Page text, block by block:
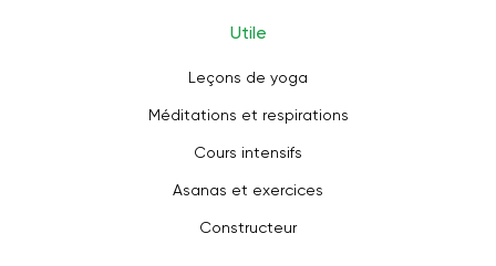
Utile
Leçons de yoga
Méditations et respirations
Cours intensifs
Asanas et exercices
Constructeur